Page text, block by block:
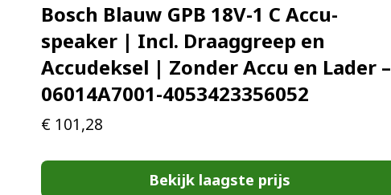
Bosch Blauw GPB 18V-1 C Accu-
speaker | Incl. Draaggreep en
Accudeksel | Zonder Accu en Lader –
06014A7001-4053423356052
€ 101,28
Bekijk laagste prijs